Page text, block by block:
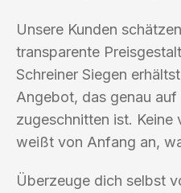
Unsere Kunden
transparente
Schreiner Siegen
Angebot, das genau
zugeschnitten ist. Keine
weißt von Anfang an,
Überzeuge dich selbst